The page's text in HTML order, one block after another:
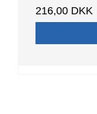
216,00 DKK